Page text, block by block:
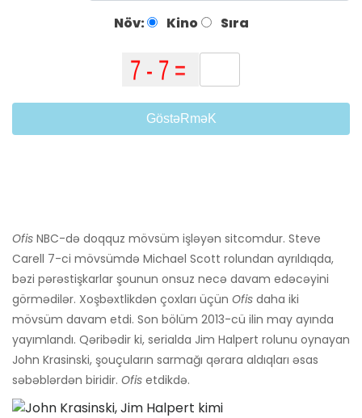
Növ: Kino Sıra
GöstəRməK
Ofis NBC-də doqquz mövsüm işləyən sitcomdur. Steve
Carell 7-ci mövsümdə Michael Scott rolundan ayrıldıqda,
bəzi pərəstişkarlar şounun onsuz necə davam edəcəyini
görmədilər. Xoşbəxtlikdən çoxları üçün Ofis daha iki
mövsüm davam etdi. Son bölüm 2013-cü ilin may ayında
yayımlandı. Qəribədir ki, serialda Jim Halpert rolunu oynayan
John Krasinski, şouçuların sarmağı qərara aldıqları əsas
səbəblərdən biridir. Ofis etdikdə.